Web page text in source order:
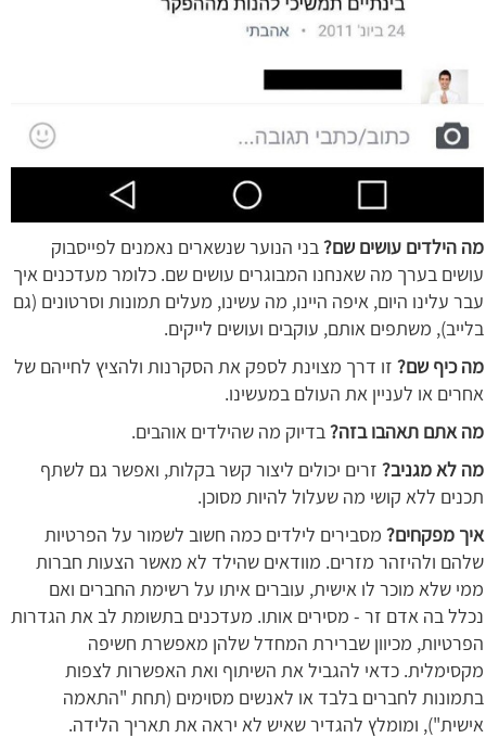
מה הילדים עושים שם?בני הנוער שנשארים נאמנים לפייסבוק
עושים בערך מה שאנחנו המבוגרים עושים שם. כלומר מעדכנים איך
עבר עלינו היום, איפה היינו, מה עשינו, מעלים תמונות וסרטונים (גם
בלייב), משתפים אותם, עוקבים ועושים לייקים.
מה כיף שם? זו דרך מצוינת לספק את הסקרנות ולהציץ לחייהם של
אחרים או לעניין את העולם במעשינו.
מה אתם תאהבו בזה?בדיוק מה שהילדים אוהבים.
מה לא מגניב? זרים יכולים ליצור קשר בקלות, ואפשר גם לשתף
תכנים ללא קושי מה שעלול להיות מסוכן.
איך מפקחים? מסבירים לילדים כמה חשוב לשמור על הפרטיות
שלהם ולהיזהר מזרים. מוודאים שהילד לא מאשר הצעות חברות
ממי שלא מוכר לו אישית, עוברים איתו על רשימת החברים ואם
נכלל בה אדם זר - מסירים אותו. מעדכנים בתשומת לב את הגדרות
הפרטיות, מכיוון שברירת המחדל שלהן מאפשרת חשיפה
מקסימלית. כדאי להגביל את השיתוף ואת האפשרות לצפות
בתמונות לחברים בלבד או לאנשים מסוימים (תחת "התאמה
אישית"), ומומלץ להגדיר שאיש לא יראה את תאריך הלידה.